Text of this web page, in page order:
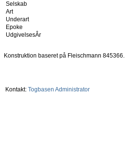
Selskab
Art
Underart
Epoke
UdgivelsesÂr
Konstruktion baseret på Fleischmann 845366.
Kontakt: Togbasen Administrator